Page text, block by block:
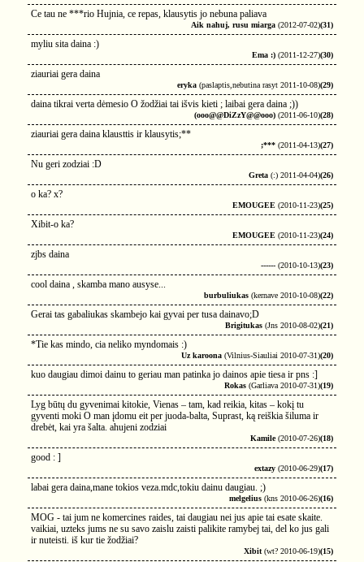
Ce tau ne ***rio Hujnia, ce repas, klausytis jo nebuna paliava
Aik nahuj, rusu miarga (2012-07-02)(31)
myliu sita daina :)
Ema :) (2011-12-27)(30)
ziauriai gera daina
eryka (paslaptis,nebutina rasyt 2011-10-08)(29)
daina tikrai verta dėmesio O žodžiai tai išvis kieti ; laibai gera daina ;))
(ooo@@DiZzY@@ooo) (2011-06-10)(28)
ziauriai gera daina klausttis ir klausytis;**
;*** (2011-04-13)(27)
Nu geri zodziai :D
Greta (:) 2011-04-04)(26)
o ka? x?
EMOUGEE (2010-11-23)(25)
Xibit-o ka?
EMOUGEE (2010-11-23)(24)
zjbs daina
------ (2010-10-13)(23)
cool daina , skamba mano ausyse...
burbuliukas (kernave 2010-10-08)(22)
Gerai tas gabaliukas skambejo kai gyvai per tusa dainavo;D
Brigitukas (Jns 2010-08-02)(21)
*Tie kas mindo, cia neliko myndomais :)
Uz karoona (Vilnius-Siauliai 2010-07-31)(20)
kuo daugiau dimoi dainu to geriau man patinka jo dainos apie tiesa ir pns :]
Rokas (Garliava 2010-07-31)(19)
Lyg būtų du gyvenimai kitokie, Vienas – tam, kad reikia, kitas – kokį tu
gyventi moki O man įdomu eit per juoda-balta, Suprast, ką reiškia šiluma ir
drebėt, kai yra šalta. ahujeni zodziai
Kamile(2010-07-26)(18)
good : ]
extazy (2010-06-29)(17)
labai gera daina,mane tokios veza.mdc,tokiu dainu daugiau. ;)
melgelius (kns 2010-06-26)(16)
MOG - tai jum ne komercines raides, tai daugiau nei jus apie tai esate skaite.
vaikiai, uzteks jums ne su savo zaislu zaisti palikite ramybej tai, del ko jus gali
ir nuteisti. iš kur tie žodžiai?
Xibit (wt? 2010-06-19)(15)